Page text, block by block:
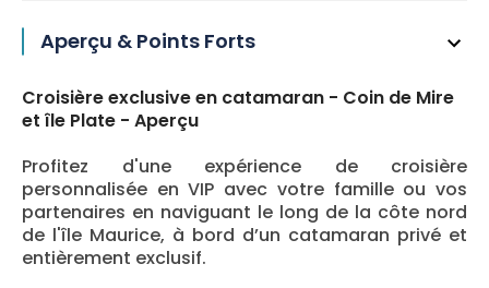
Aperçu & Points Forts
Croisière exclusive en catamaran - Coin de Mire
et île Plate - Aperçu
Profitez d'une expérience de croisière
personnalisée en VIP avec votre famille ou vos
partenaires en naviguant le long de la côte nord
de l'île Maurice, à bord d’un catamaran privé et
entièrement exclusif.